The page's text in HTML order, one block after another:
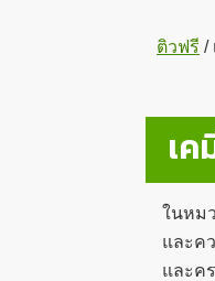
ติวฟรี /
เค
ในหม
และค
และค